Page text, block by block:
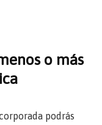
o más
podrás